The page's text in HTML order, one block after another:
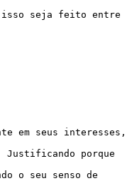
isso seja feito entre
em seus interesses,
Justificando porque
o seu senso de